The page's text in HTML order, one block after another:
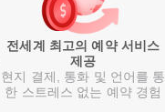
전세계 최고의 예약 서비스
제공
현지 결제, 통화 및 언어를 통
한 스트레스 없는 예약 경험